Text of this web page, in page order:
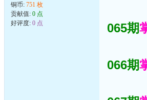
铜币: 751 枚
贡献值: 0 点
好评度: 0 点 065期
066期